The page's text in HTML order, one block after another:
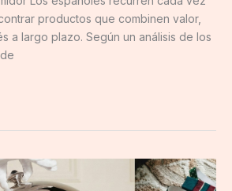
productos que combinen valor,
a largo plazo. Según un análisis de los